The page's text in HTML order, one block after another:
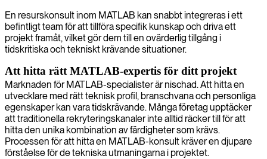
En resurskonsult inom MATLAB kan snabbt integreras i ett
befintligt team för att tillföra specifik kunskap och driva ett
projekt framåt, vilket gör dem till en ovärderlig tillgång i
tidskritiska och tekniskt krävande situationer.
Att hitta rätt MATLAB-expertis för ditt projekt
Marknaden för MATLAB-specialister är nischad. Att hitta en
utvecklare med rätt teknisk profil, branschvana och personliga
egenskaper kan vara tidskrävande. Många företag upptäcker
att traditionella rekryteringskanaler inte alltid räcker till för att
hitta den unika kombination av färdigheter som krävs.
Processen för att hitta en MATLAB-konsult kräver en djupare
förståelse för de tekniska utmaningarna i projektet.